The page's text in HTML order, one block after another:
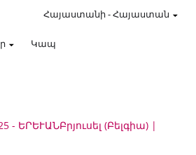
Կապ
Հայաստանի-Հայաստան
- ԵՐԵՒԱՆԲրյուսել (Բելգիա)